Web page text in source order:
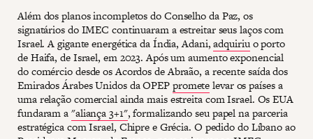
Além dos planos incompletos do Conselho da Paz, os
signatários do IMEC continuaram a estreitar seus laços com
Israel. A gigante energética da Índia, Adani,adquiriuo porto
de Haifa, de Israel, em 2023. Após um aumento exponencial
do comércio desde os Acordos de Abraão, a recente saída dos
Emirados Árabes Unidos da OPEPprometelevar os países a
uma relação comercial ainda mais estreita com Israel. Os EUA
fundaram a"aliança 3+1", formalizando seu papel na parceria
estratégica com Israel, Chipre e Grécia. O pedido do Líbano ao